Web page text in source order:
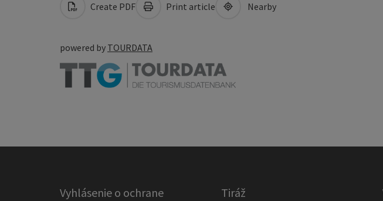
Create PDF Print article Nearby
powered by TOURDATA
Vyhlásenie o ochrane Tiráž